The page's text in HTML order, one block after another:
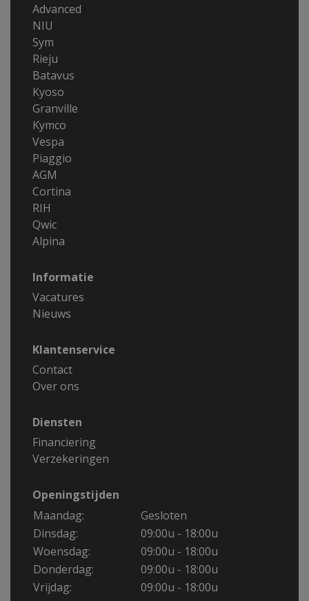
Advanced
NIU
Sym
Rieju
Batavus
Kyoso
Granville
Kymco
Vespa
Piaggio
AGM
Cortina
RIH
Qwic
Alpina
Informatie
Vacatures
Nieuws
Klantenservice
Contact
Over ons
Diensten
Financiering
Verzekeringen
Openingstijden
Maandag:
Gesloten
Dinsdag:
09:00u - 18:00u
Woensdag:
09:00u - 18:00u
Donderdag:
09:00u - 18:00u
Vrijdag:
09:00u - 18:00u